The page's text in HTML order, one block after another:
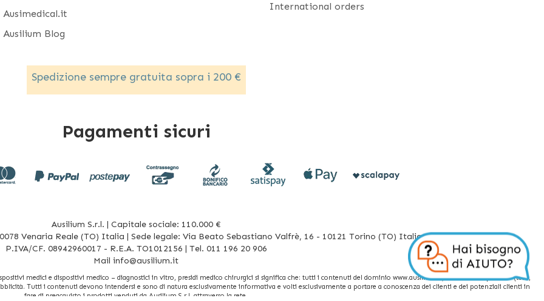
che si occupa della commercializzazione di prodotti per il trasferimento dei pazienti e per la
i prodotti più venduti: rollbord (sistema di trasferimento laterale), glideboard (asse rigido per il
waist belt (cintura di contenzione da letto), limb belt (cinture di contenzione per arti), kit
e tanto altro ancora.
Ausimedical.it
Ausilium Blog
International orders
Spedizione sempre gratuita sopra i 200 €
Pagamenti sicuri
Ausilium S.r.l. | Capitale sociale: 110.000 €
Venaria Reale (TO) Italia | Sede legale: Via Beato Sebastiano Valfrè, 16 - 10121 Torino (TO) Italia
P.IVA/CF. 08942960017 - R.E.A. TO1012156 | Tel. 011 196 20 906
Mail info@ausilium.it
medici e dispositivi medico – diagnostici in vitro, presidi medico chirurgici si significa che: tutti i contenuti del dominio www.ausilium.it/ relativi a tali prodotti (testi,
Tutti i contenuti devono intendersi e sono di natura esclusivamente informativa e volti esclusivamente a portare a conoscenza dei clienti e dei potenziali clienti in
fase di preacquisto i prodotti venduti da Ausilium S.r.l. attraverso la rete.